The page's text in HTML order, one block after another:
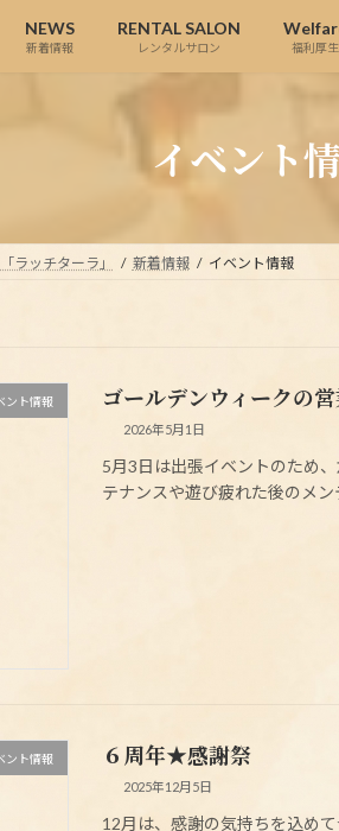
NEWS
新着情報
RENTAL SALON
レンタルサロン 福利厚生
イベント
ラッチターラ」 新着情報 イベント情報
ント情報 ゴールデンウィークの
2026年5月1日
5月3日は出張イベントのため
テナンスや遊び疲れた後のメ
ント情報 ６周年★感謝祭
2025年12月5日
12月は、感謝の気持ちを込め